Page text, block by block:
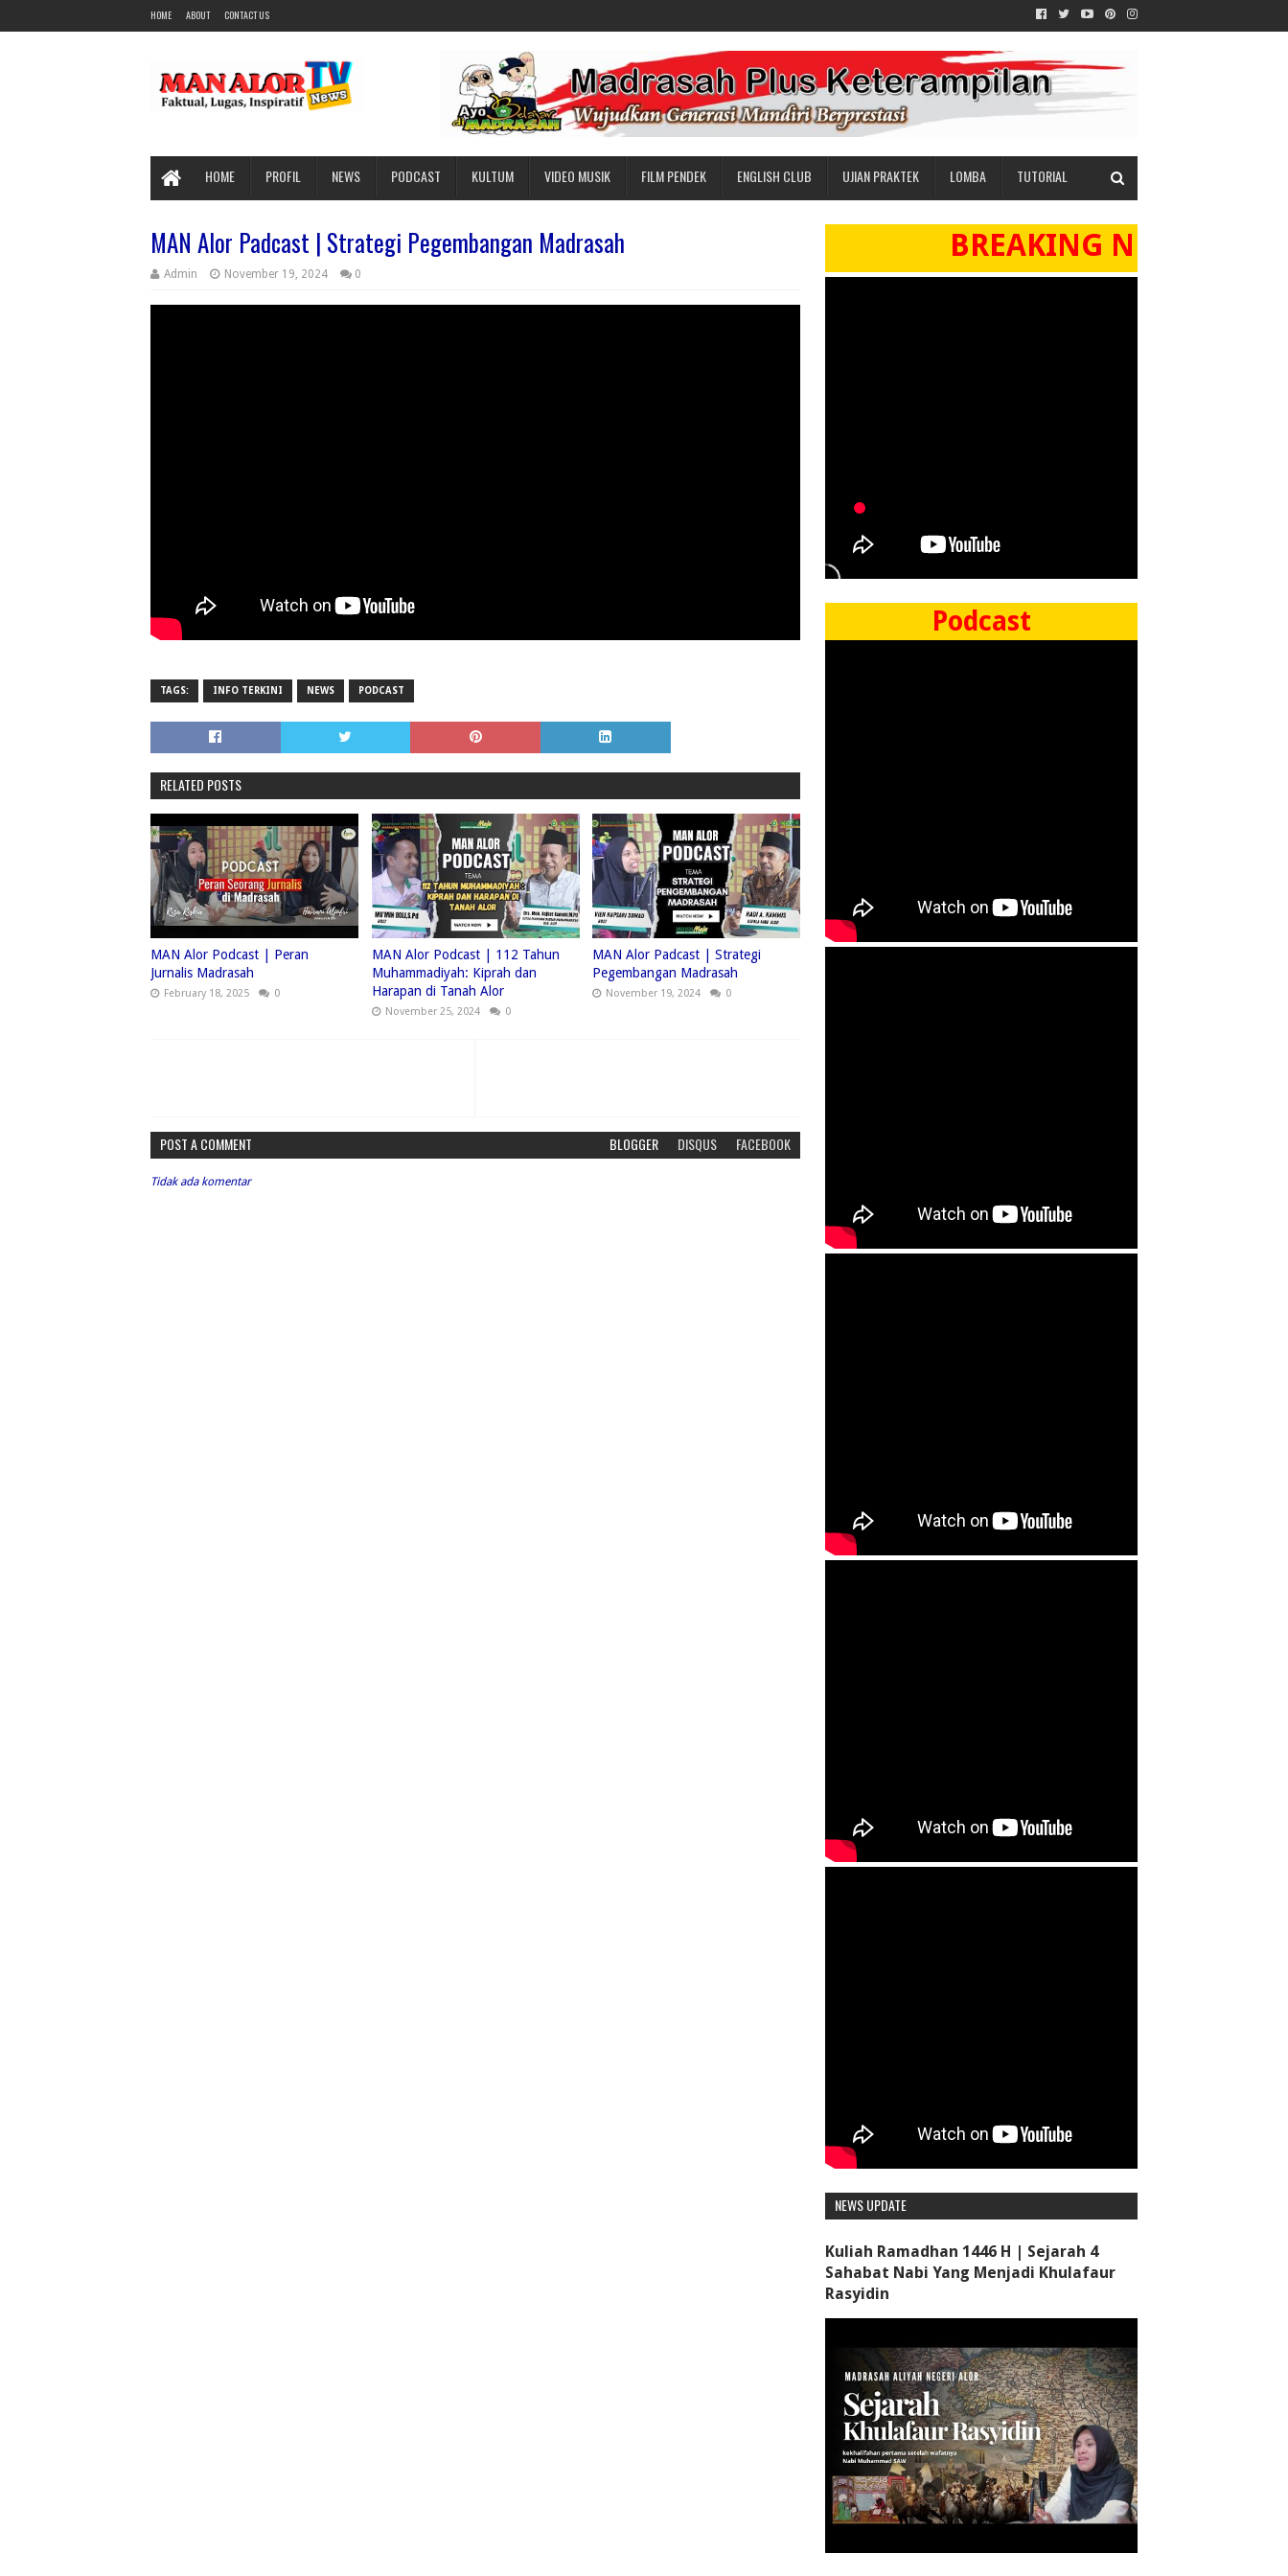
HOME ABOUT CONTACT US
HOME PROFIL NEWS PODCAST KULTUM VIDEO MUSIK FILM PENDEK ENGLISH CLUB UJIAN PRAKTEK LOMBA TUTORIAL
MAN Alor Padcast | Strategi Pegembangan Madrasah
Admin November 19, 2024 0
TAGS: INFO TERKINI NEWS PODCAST
RELATED POSTS
MAN Alor Podcast | Peran
Jurnalis Madrasah
February 18, 2025 0
MAN Alor Podcast | 112 Tahun
Muhammadiyah: Kiprah dan
Harapan di Tanah Alor
November 25, 2024 0
MAN Alor Padcast | Strategi
Pegembangan Madrasah
November 19, 2024 0
POST A COMMENT BLOGGER DISQUS FACEBOOK
Tidak ada komentar
BREAKING NEWS
Podcast
NEWS UPDATE
Kuliah Ramadhan 1446 H | Sejarah 4
Sahabat Nabi Yang Menjadi Khulafaur
Rasyidin